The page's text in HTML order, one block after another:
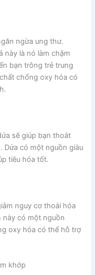
ngừa ung thư.
này là nó làm chậm
bạn trông trẻ trung
chống oxy hóa có
sẽ giúp bạn thoát
Dứa có một nguồn giàu
tiêu hóa tốt.
nguy cơ thoái hóa
này có một nguồn
oxy hóa có thể hỗ trợ
khớp